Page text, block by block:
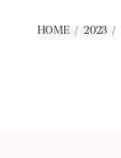
HOME 2023